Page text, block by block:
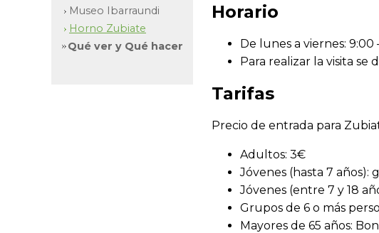
Horario
De lunes a viernes: 9:00
Para realizar la visita se
Tarifas
Precio de entrada para
Adultos: 3€
Jóvenes (hasta 7 años):
Jóvenes (entre 7 y 18
Grupos de 6 o más
Mayores de 65 años:
Museo Ibarraundi
Horno Zubiate
Qué ver y Qué hacer